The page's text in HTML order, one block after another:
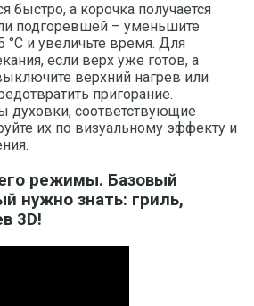
быстро, а корочка получается
подгоревшей – уменьшите
°C и увеличьте время. Для
если верх уже готов, а
верхний нагрев или
пригорание.
духовки, соответствующие
их по визуальному эффекту и
режимы. Базовый
нужно знать: гриль,
3D!